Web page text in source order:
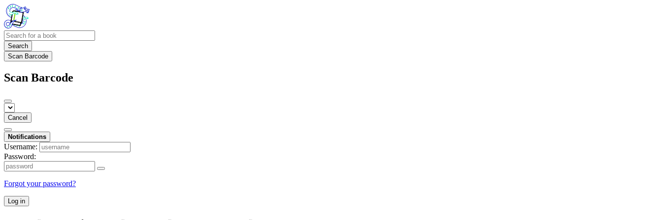
Search
Scan Barcode
Scan Barcode
Cancel
Notifications
Username:
Password:
Forgot your password?
Log in